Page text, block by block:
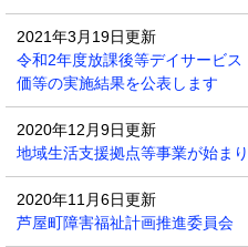
2021年3月19日更新
令和2年度放課後等デイサービ
価等の実施結果を公表します
2020年12月9日更新
地域生活支援拠点等事業が始ま
2020年11月6日更新
芦屋町障害福祉計画推進委員会